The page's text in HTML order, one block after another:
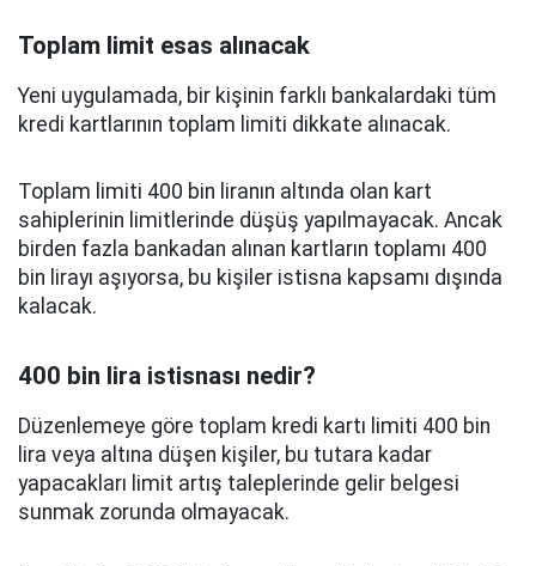
Toplam limit esas alınacak
Yeni uygulamada, bir kişinin farklı bankalardaki tüm
kredi kartlarının toplam limiti dikkate alınacak.
Toplam limiti 400 bin liranın altında olan kart
sahiplerinin limitlerinde düşüş yapılmayacak. Ancak
birden fazla bankadan alınan kartların toplamı 400
bin lirayı aşıyorsa, bu kişiler istisna kapsamı dışında
kalacak.
400 bin lira istisnası nedir?
Düzenlemeye göre toplam kredi kartı limiti 400 bin
lira veya altına düşen kişiler, bu tutara kadar
yapacakları limit artış taleplerinde gelir belgesi
sunmak zorunda olmayacak.